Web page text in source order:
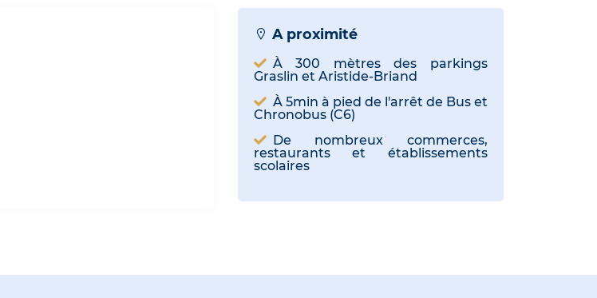
A proximité
À 300 mètres des parkings
Graslin et Aristide-Briand
À 5min à pied de l'arrêt de Bus et
Chronobus (C6)
De nombreux commerces,
restaurants et établissements
scolaires